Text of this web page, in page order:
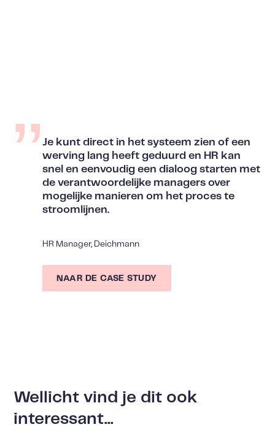
Je kunt direct in het systeem zien of een
werving lang heeft geduurd en HR kan
snel en eenvoudig een dialoog starten met
de verantwoordelijke managers over
mogelijke manieren om het proces te
stroomlijnen.
HR Manager, Deichmann
NAAR DE CASE STUDY
Wellicht vind je dit ook
interessant...